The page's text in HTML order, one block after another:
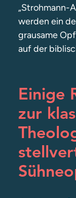
„Strohmann-
werden ein
grausame
auf der
Einige
zur